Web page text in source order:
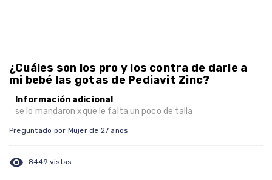
¿Cuáles son los pro y los contra de darle a
mi bebé las gotas de Pediavit Zinc?
Información adicional
se lo mandaron xque le falta un poco de talla
Preguntado por Mujer de 27 años
visibility 8449 vistas